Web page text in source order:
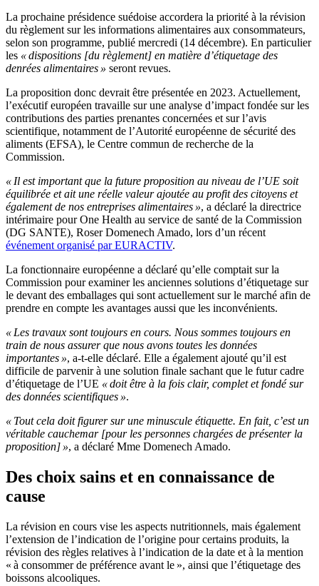
La prochaine présidence suédoise accordera la priorité à la révision
du règlement sur les informations alimentaires aux consommateurs,
selon son programme, publié mercredi (14 décembre). En particulier
les « dispositions [du règlement] en matière d’étiquetage des
denrées alimentaires » seront revues.
La proposition donc devrait être présentée en 2023. Actuellement,
l’exécutif européen travaille sur une analyse d’impact fondée sur les
contributions des parties prenantes concernées et sur l’avis
scientifique, notamment de l’Autorité européenne de sécurité des
aliments (EFSA), le Centre commun de recherche de la
Commission.
« Il est important que la future proposition au niveau de l’UE soit
équilibrée et ait une réelle valeur ajoutée au profit des citoyens et
également de nos entreprises alimentaires », a déclaré la directrice
intérimaire pour One Health au service de santé de la Commission
(DG SANTE), Roser Domenech Amado, lors d’un récent
événement organisé par EURACTIV.
La fonctionnaire européenne a déclaré qu’elle comptait sur la
Commission pour examiner les anciennes solutions d’étiquetage sur
le devant des emballages qui sont actuellement sur le marché afin de
prendre en compte les avantages aussi que les inconvénients.
« Les travaux sont toujours en cours. Nous sommes toujours en
train de nous assurer que nous avons toutes les données
importantes », a-t-elle déclaré. Elle a également ajouté qu’il est
difficile de parvenir à une solution finale sachant que le futur cadre
d’étiquetage de l’UE « doit être à la fois clair, complet et fondé sur
des données scientifiques ».
« Tout cela doit figurer sur une minuscule étiquette. En fait, c’est un
véritable cauchemar [pour les personnes chargées de présenter la
proposition] », a déclaré Mme Domenech Amado.
Des choix sains et en connaissance de
cause
La révision en cours vise les aspects nutritionnels, mais également
l’extension de l’indication de l’origine pour certains produits, la
révision des règles relatives à l’indication de la date et à la mention
« à consommer de préférence avant le », ainsi que l’étiquetage des
boissons alcooliques.